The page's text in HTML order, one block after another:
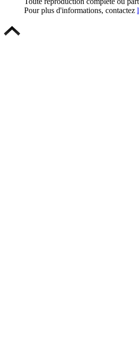
Pour plus d'informations, contactez